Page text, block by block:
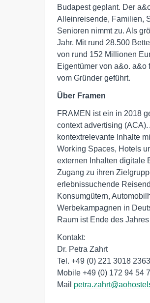
Budapest geplant. Der
Alleinreisende, Familien,
Senioren nimmt zu. Als
Jahr. Mit rund 28.500
von rund 152 Millionen
Eigentümer von a&o.
vom Gründer geführt.
Über Framen
FRAMEN ist ein in 2018
context advertising
kontextrelevante Inhalte
Working Spaces, Hotels
externen Inhalten digitale
Zugang zu ihren
erlebnissuchende
Konsumgütern,
Werbekampagnen in
Raum ist Ende des
Kontakt:
Dr. Petra Zahrt
Tel. +49 (0) 221 3018 2363
Mobile +49 (0) 172 94 54
Mail